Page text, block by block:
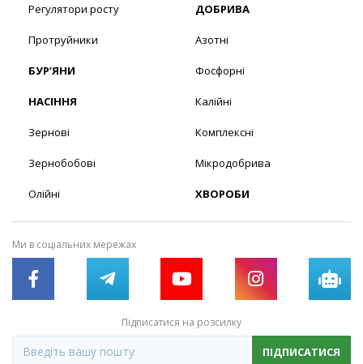
Регулятори росту
Протруйники
БУР’ЯНИ
НАСІННЯ
Зернові
Зернобобові
Олійні
ДОБРИВА
Азотні
Фосфорні
Калійні
Комплексні
Мікродобрива
ХВОРОБИ
Ми в соціальних мережах
Підписатися на розсилку
ПІДПИСАТИСЯ